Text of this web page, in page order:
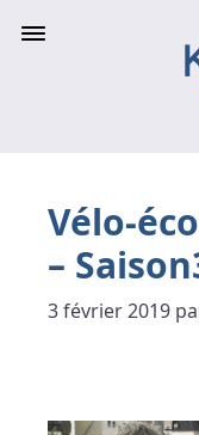
Vélo-
–
3 février 2019